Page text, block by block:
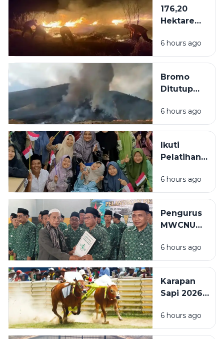
176,20
Hektare
Bromo
Dilalap Api,
Karhutla via
Darat dan
6 hours ago
Bromo
Ditutup
Kebakaran,
Wisatawan
Reschedule
atau
6 hours ago
Ikuti
Pelatihan
Qur'an
Isyarat,
Disabilitas:
Saya
Bisa Baca
Sedikit
6 hours ago
Pengurus
MWCNU
Mandangin
Dilantik,
Perkuat
Organisasi
Pelayanan
Umat
6 hours ago
Karapan
Sapi 2026
Wajib NISK
dan
6 hours ago